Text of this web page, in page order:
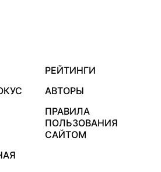
РЕЙТИНГИ
АВТОРЫ
ПРАВИЛА
ПОЛЬЗОВАНИЯ
САЙТОМ